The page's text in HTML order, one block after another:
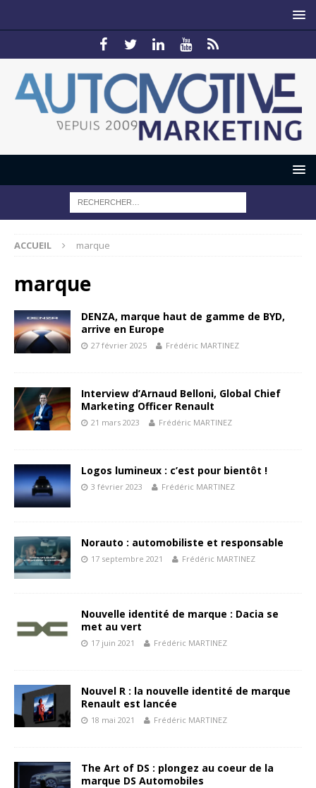
ACCUEIL marque
marque
DENZA, marque haut de gamme de BYD,
arrive en Europe
27 février 2025 Frédéric MARTINEZ
Interview d’Arnaud Belloni, Global Chief
Marketing Officer Renault
21 mars 2023 Frédéric MARTINEZ
Logos lumineux : c’est pour bientôt !
3 février 2023 Frédéric MARTINEZ
Norauto : automobiliste et responsable
17 septembre 2021 Frédéric MARTINEZ
Nouvelle identité de marque : Dacia se
met au vert
17 juin 2021 Frédéric MARTINEZ
Nouvel R : la nouvelle identité de marque
Renault est lancée
18 mai 2021 Frédéric MARTINEZ
The Art of DS : plongez au coeur de la
marque DS Automobiles